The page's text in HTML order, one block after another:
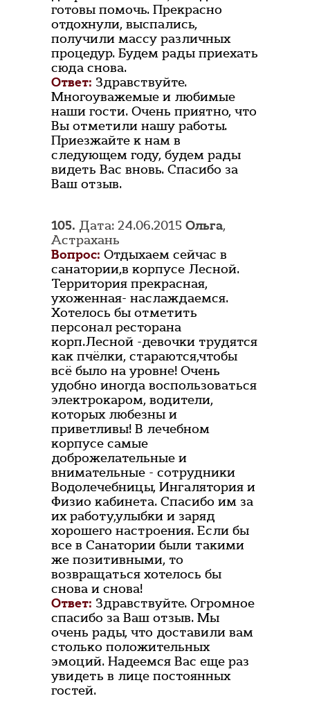
готовы помочь. Прекрасно
отдохнули, выспались,
получили массу различных
процедур. Будем рады приехать
сюда снова.
Ответ: Здравствуйте.
Многоуважемые и любимые
наши гости. Очень приятно, что
Вы отметили нашу работы.
Приезжайте к нам в
следующем году, будем рады
видеть Вас вновь. Спасибо за
Ваш отзыв.
105. Дата: 24.06.2015 Ольга,
Астрахань
Вопрос: Отдыхаем сейчас в
санатории,в корпусе Лесной.
Территория прекрасная,
ухоженная- наслаждаемся.
Хотелось бы отметить
персонал ресторана
корп.Лесной -девочки трудятся
как пчёлки, стараются,чтобы
всё было на уровне! Очень
удобно иногда воспользоваться
электрокаром, водители,
которых любезны и
приветливы! В лечебном
корпусе самые
доброжелательные и
внимательные - сотрудники
Водолечебницы, Ингалятория и
Физио кабинета. Спасибо им за
их работу,улыбки и заряд
хорошего настроения. Если бы
все в Санатории были такими
же позитивными, то
возвращаться хотелось бы
снова и снова!
Ответ: Здравствуйте. Огромное
спасибо за Ваш отзыв. Мы
очень рады, что доставили вам
столько положительных
эмоций. Надеемся Вас еще раз
увидеть в лице постоянных
гостей.